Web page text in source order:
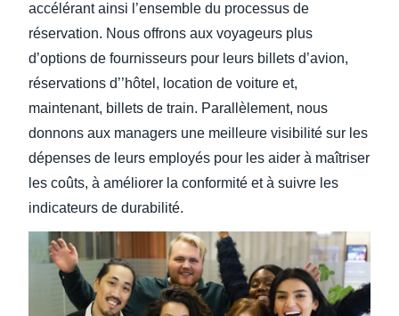
accélérant ainsi l’ensemble du processus de
réservation. Nous offrons aux voyageurs plus
d’options de fournisseurs pour leurs billets d’avion,
réservations d’’hôtel, location de voiture et,
maintenant, billets de train. Parallèlement, nous
donnons aux managers une meilleure visibilité sur les
dépenses de leurs employés pour les aider à maîtriser
les coûts, à améliorer la conformité et à suivre les
indicateurs de durabilité.